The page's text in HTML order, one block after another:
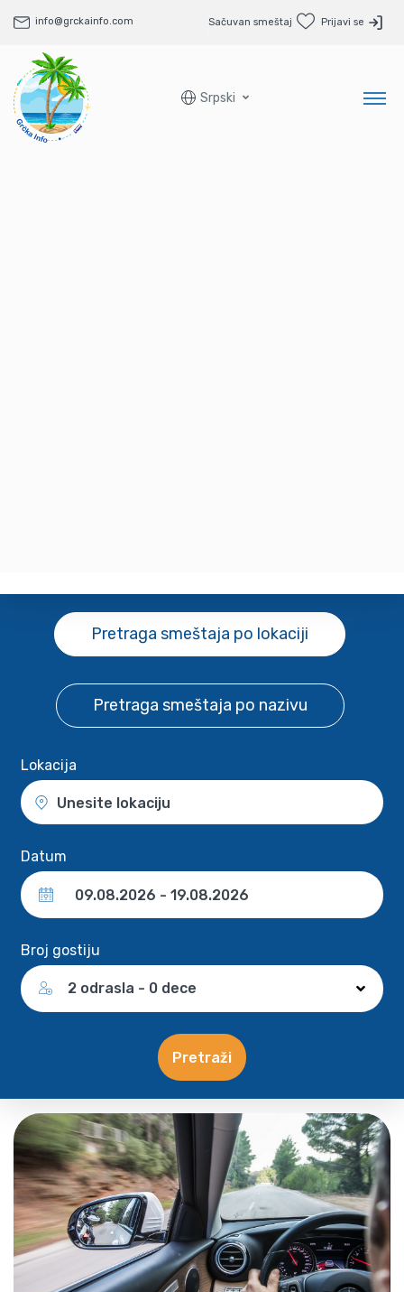
info@grckainfo.com Sačuvan smeštaj Prijavi se
Srpski
Pretraga smeštaja po lokaciji
Pretraga smeštaja po nazivu
Lokacija
Unesite lokaciju
Datum
Broj gostiju
2 odrasla - 0 dece
Pretraži